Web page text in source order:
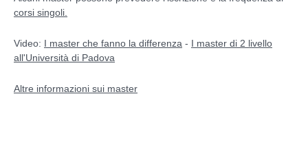
corsi singoli.
Video: I master che fanno la differenza - I master di 2 livello
all'Università di Padova
Altre informazioni sui master